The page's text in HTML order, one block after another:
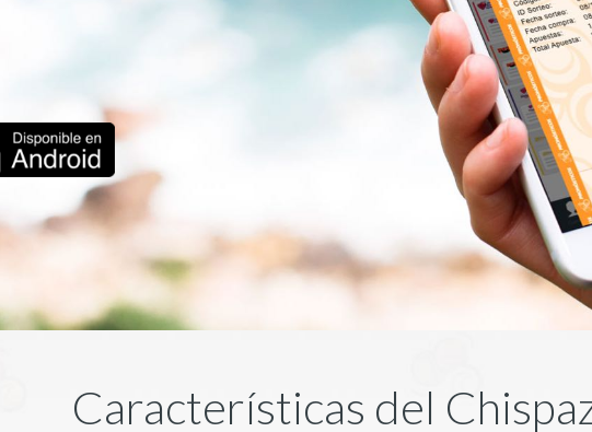
Características del